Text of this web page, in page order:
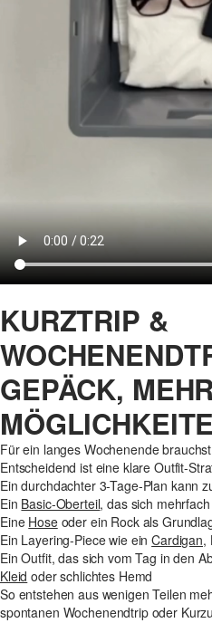
KURZTRIP &
GEPÄCK, MEHR
Für ein langes Wochenende
Entscheidend ist eine klare Outfit-
Ein durchdachter 3-Tage-Plan kann
Ein Basic-Oberteil, das sich
Eine Hoseoder ein Rock als
Ein Layering-Piece wie einCardigan,
Ein Outfit, das sich vom Tag in den
Kleid oder schlichtes Hemd
So entstehen aus wenigen Teilen
spontanen Wochenendtrip oder